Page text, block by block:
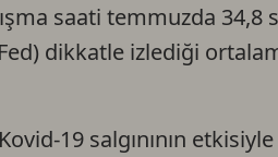
saati temmuzda 34,8
dikkatle izlediği
19 salgınının